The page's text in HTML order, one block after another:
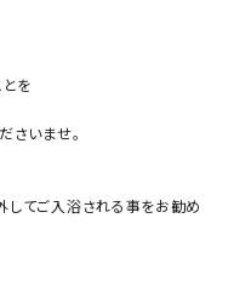
を
さいませ。
てご入浴される事をお勧め